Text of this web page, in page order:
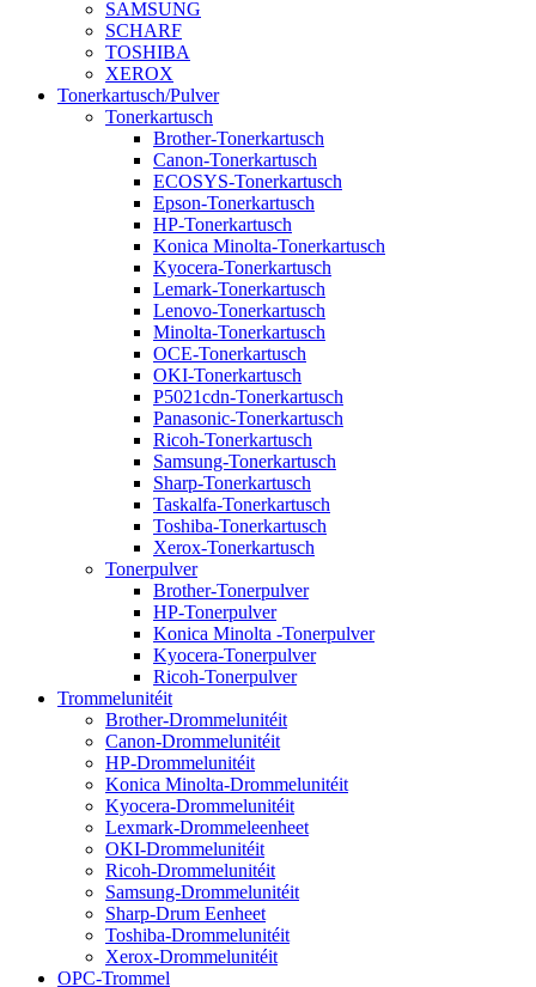
SAMSUNG
SCHARF
TOSHIBA
XEROX
Tonerkartusch/Pulver
Tonerkartusch
Brother-Tonerkartusch
Canon-Tonerkartusch
ECOSYS-Tonerkartusch
Epson-Tonerkartusch
HP-Tonerkartusch
Konica Minolta-Tonerkartusch
Kyocera-Tonerkartusch
Lemark-Tonerkartusch
Lenovo-Tonerkartusch
Minolta-Tonerkartusch
OCE-Tonerkartusch
OKI-Tonerkartusch
P5021cdn-Tonerkartusch
Panasonic-Tonerkartusch
Ricoh-Tonerkartusch
Samsung-Tonerkartusch
Sharp-Tonerkartusch
Taskalfa-Tonerkartusch
Toshiba-Tonerkartusch
Xerox-Tonerkartusch
Tonerpulver
Brother-Tonerpulver
HP-Tonerpulver
Konica Minolta -Tonerpulver
Kyocera-Tonerpulver
Ricoh-Tonerpulver
Trommelunitéit
Brother-Drommelunitéit
Canon-Drommelunitéit
HP-Drommelunitéit
Konica Minolta-Drommelunitéit
Kyocera-Drommelunitéit
Lexmark-Drommeleenheet
OKI-Drommelunitéit
Ricoh-Drommelunitéit
Samsung-Drommelunitéit
Sharp-Drum Eenheet
Toshiba-Drommelunitéit
Xerox-Drommelunitéit
OPC-Trommel